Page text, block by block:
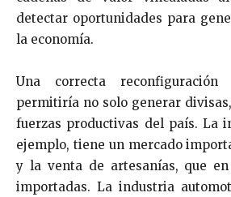
detectar oportunidades para
la economía.
Una correcta
permitiría no solo generar
fuerzas productivas del país. La
ejemplo, tiene un mercado
y la venta de artesanías, que
importadas. La industria